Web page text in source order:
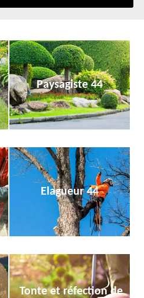
Paysagiste 44
Elagueur 44
Tonte et réfection de